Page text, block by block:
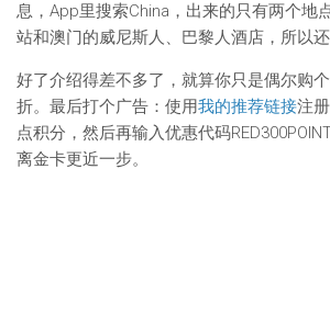
息，App里搜索China，出来的只有两个地
站和澳门的威尼斯人、巴黎人酒店，所以还
好了介绍得差不多了，就算你只是偶尔购
折。最后打个广告：使用我的推荐链接注
点积分，然后再输入优惠代码
离金卡更近一步。